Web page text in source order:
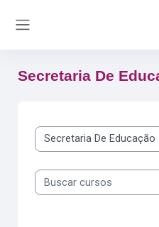
Secretaria De
Categorias de Cursos
Buscar cursos